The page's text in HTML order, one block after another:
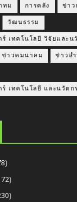
ทม การคลัง ข่าว
วัฒนธรรม
เทคโนโลยี วิจัยและน
ข่าวคมนาคม ข่าวส
เทคโนโลยี และนวัตก